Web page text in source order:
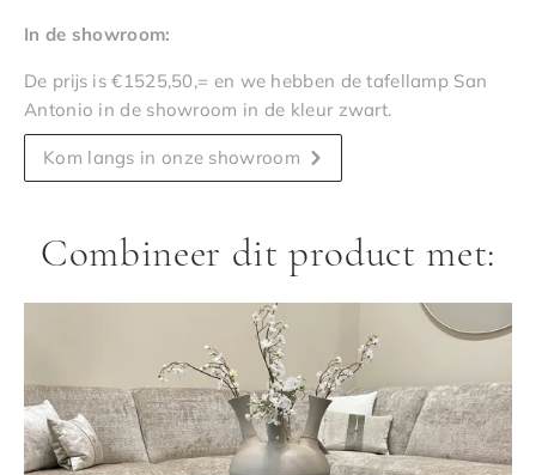
In de showroom:
De prijs is €1525,50,= en we hebben de tafellamp San
Antonio in de showroom in de kleur zwart.
Kom langs in onze showroom
Combineer dit product met: